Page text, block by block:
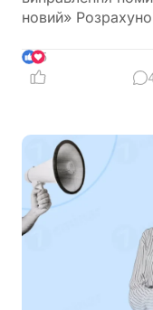
новий»
5